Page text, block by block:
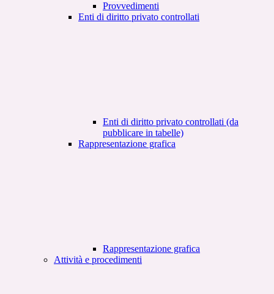
Provvedimenti
Enti di diritto privato controllati
Enti di diritto privato controllati (da
pubblicare in tabelle)
Rappresentazione grafica
Rappresentazione grafica
Attività e procedimenti